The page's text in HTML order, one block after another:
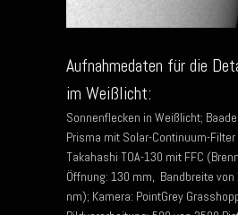
Aufnahmedaten für die
im Weißlicht:
Sonnenflecken in Weißlicht;
Prisma mit Solar-Continuum-
Takahashi TOA-130 mit FFC
Öffnung: 130 mm, Bandbreite
nm); Kamera: PointGrey